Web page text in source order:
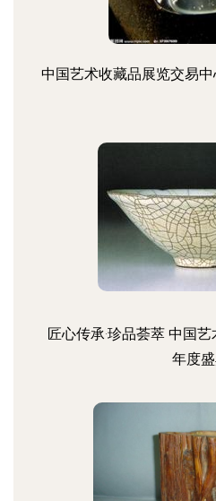
中国艺术收藏品展览交易
匠心传承·珍品荟萃 中国
年度